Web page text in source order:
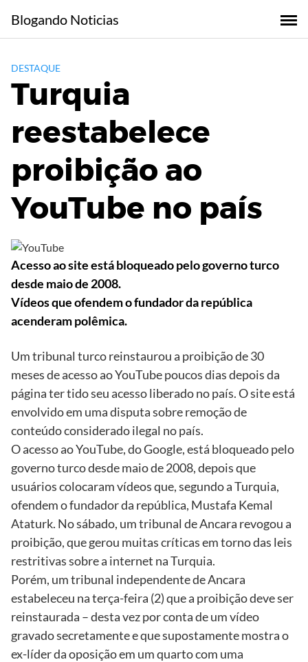
content
Blogando Noticias
DESTAQUE
Turquia
reestabelece
proibição ao
YouTube no país
Acesso ao site está bloqueado pelo governo turco
desde maio de 2008.
Vídeos que ofendem o fundador da república
acenderam polêmica.
Um tribunal turco reinstaurou a proibição de 30
meses de acesso ao YouTube poucos dias depois da
página ter tido seu acesso liberado no país. O site está
envolvido em uma disputa sobre remoção de
conteúdo considerado ilegal no país.
O acesso ao YouTube, do Google, está bloqueado pelo
governo turco desde maio de 2008, depois que
usuários colocaram vídeos que, segundo a Turquia,
ofendem o fundador da república, Mustafa Kemal
Ataturk. No sábado, um tribunal de Ancara revogou a
proibição, que gerou muitas críticas em torno das leis
restritivas sobre a internet na Turquia.
Porém, um tribunal independente de Ancara
estabeleceu na terça-feira (2) que a proibição deve ser
reinstaurada – desta vez por conta de um vídeo
gravado secretamente e que supostamente mostra o
ex-líder da oposição em um quarto com uma